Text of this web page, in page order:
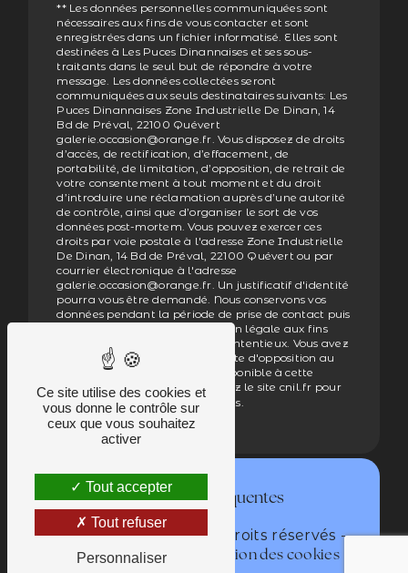
** Les données personnelles communiquées sont
nécessaires aux fins de vous contacter et sont
enregistrées dans un fichier informatisé. Elles sont
destinées à Les Puces Dinannaises et ses sous-
traitants dans le seul but de répondre à votre
message. Les données collectées seront
communiquées aux seuls destinataires suivants: Les
Puces Dinannaises Zone Industrielle De Dinan, 14
Bd de Préval, 22100 Quévert
galerie.occasion@orange.fr. Vous disposez de droits
d’accès, de rectification, d’effacement, de
portabilité, de limitation, d’opposition, de retrait de
votre consentement à tout moment et du droit
d’introduire une réclamation auprès d’une autorité
de contrôle, ainsi que d’organiser le sort de vos
données post-mortem. Vous pouvez exercer ces
droits par voie postale à l'adresse Zone Industrielle
De Dinan, 14 Bd de Préval, 22100 Quévert ou par
courrier électronique à l'adresse
galerie.occasion@orange.fr. Un justificatif d'identité
pourra vous être demandé. Nous conservons vos
données pendant la période de prise de contact puis
pendant la durée de prescription légale aux fins
probatoires et de gestion des contentieux. Vous avez
le droit de vous inscrire sur la liste d'opposition au
démarchage téléphonique, disponible à cette
adresse:Bloctel.gouv.fr. Consultez le site cnil.fr pour
plus d’informations sur vos droits.
Recherches fréquentes
©Vistalid- 2026 - Tous droits réservés -
Mentions légales Gestion des cookies
Ce site utilise des cookies et
vous donne le contrôle sur
ceux que vous souhaitez
activer
Tout accepter
Tout refuser
Personnaliser